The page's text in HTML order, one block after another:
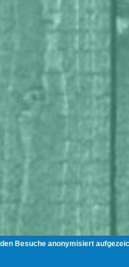
Besuche anonymisiert